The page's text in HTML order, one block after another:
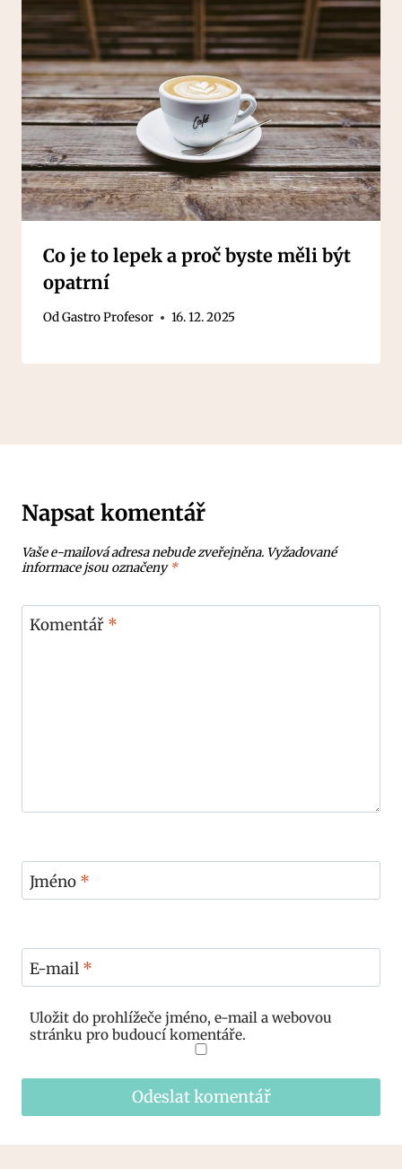
Co je to lepek a proč byste měli být
opatrní
OdGastro Profesor 16. 12. 2025
Napsat komentář
Vaše e-mailová adresa nebude zveřejněna. Vyžadované
informace jsou označeny*
Komentář *
Jméno *
E-mail *
Uložit do prohlížeče jméno, e-mail a webovou
stránku pro budoucí komentáře.